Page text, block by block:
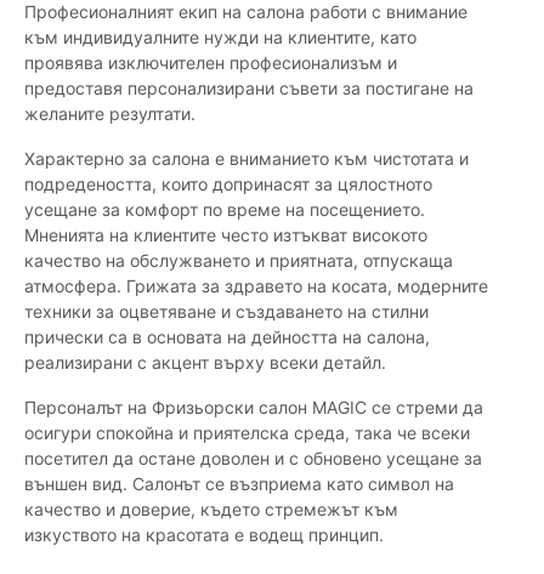
Професионалният екип на салона работи с внимание
към индивидуалните нужди на клиентите, като
проявява изключителен професионализъм и
предоставя персонализирани съвети за постигане на
желаните резултати.
Характерно за салона е вниманието към чистотата и
подредеността, които допринасят за цялостното
усещане за комфорт по време на посещението.
Мненията на клиентите често изтъкват високото
качество на обслужването и приятната, отпускаща
атмосфера. Грижата за здравето на косата, модерните
техники за оцветяване и създаването на стилни
прически са в основата на дейността на салона,
реализирани с акцент върху всеки детайл.
Персоналът на Фризьорски салон MAGIC се стреми да
осигури спокойна и приятелска среда, така че всеки
посетител да остане доволен и с обновено усещане за
външен вид. Салонът се възприема като символ на
качество и доверие, където стремежът към
изкуството на красотата е водещ принцип.